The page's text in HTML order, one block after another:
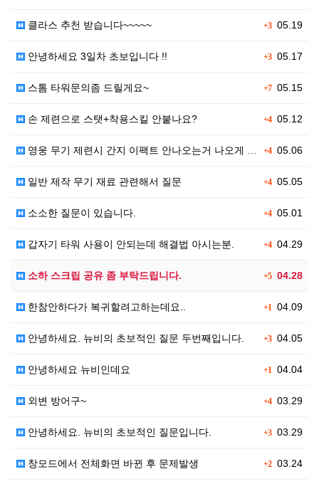
+305.19
클라스 추천 받습니다~~~~~
+305.17
안녕하세요 3일차 초보입니다 !!
+705.15
스톰 타워문의좀 드릴게요~
+405.12
손 제련으로 스탯+착용스킬 안붙나요?
+405.06
영웅 무기 제련시 간지 이팩트 안나오는거 나오게 작업 …
+405.05
일반 제작 무기 재료 관련해서 질문
+405.01
소소한 질문이 있습니다.
+404.29
갑자기 타워 사용이 안되는데 해결법 아시는분.
+504.28
소하 스크립 공유 좀 부탁드립니다.
+1 04.09
한참안하다가 복귀할려고하는데요..
+304.05
안녕하세요. 뉴비의 초보적인 질문 두번째입니다.
+1 04.04
안녕하세요 뉴비인데요
+403.29
외변 방어구~
+303.29
안녕하세요. 뉴비의 초보적인 질문입니다.
+203.24
창모드에서 전체화면 바뀐 후 문제발생